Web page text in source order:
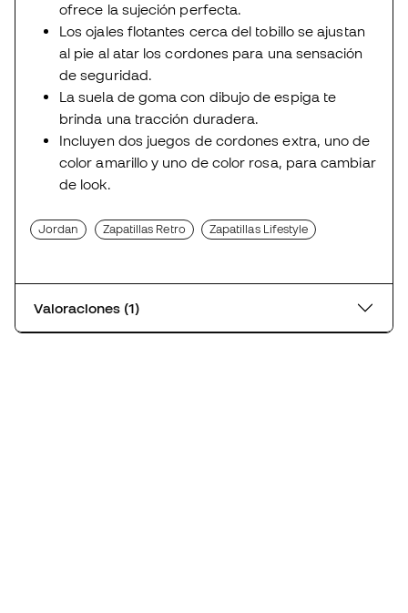
ofrece la sujeción perfecta.
Los ojales flotantes cerca del tobillo se ajustan
al pie al atar los cordones para una sensación
de seguridad.
La suela de goma con dibujo de espiga te
brinda una tracción duradera.
Incluyen dos juegos de cordones extra, uno de
color amarillo y uno de color rosa, para cambiar
de look.
Jordan Zapatillas Retro Zapatillas Lifestyle
Valoraciones (1)